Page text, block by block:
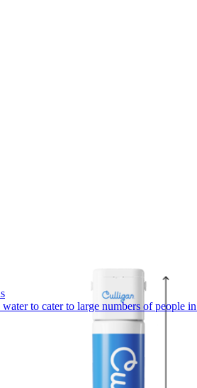
to cater to large numbers of people